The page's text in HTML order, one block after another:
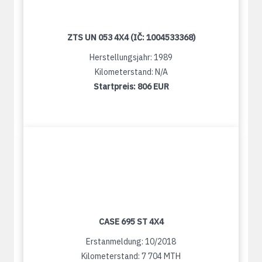
ZTS UN 053 4X4 (IČ: 1004533368)
Herstellungsjahr: 1989
Kilometerstand: N/A
Startpreis: 806 EUR
CASE 695 ST 4X4
Erstanmeldung: 10/2018
Kilometerstand: 7 704 MTH